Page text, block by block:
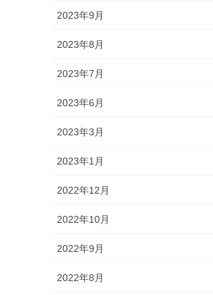
2023年9月
2023年8月
2023年7月
2023年6月
2023年3月
2023年1月
2022年12月
2022年10月
2022年9月
2022年8月